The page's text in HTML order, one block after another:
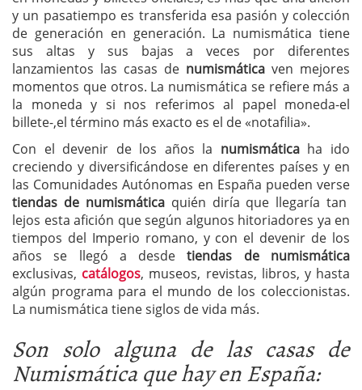
y un pasatiempo es transferida esa pasión y colección
de generación en generación. La numismática tiene
sus altas y sus bajas a veces por diferentes
lanzamientos las casas de numismática ven mejores
momentos que otros. La numismática se refiere más a
la moneda y si nos referimos al papel moneda-el
billete-,el término más exacto es el de «notafilia».
Con el devenir de los años la numismáticaha ido
creciendo y diversificándose en diferentes países y en
las Comunidades Autónomas en España pueden verse
tiendas de numismáticaquién diría que llegaría tan
lejos esta afición que según algunos hitoriadores ya en
tiempos del Imperio romano, y con el devenir de los
años se llegó a desdetiendas de numismática
exclusivas, catálogos, museos, revistas, libros, y hasta
algún programa para el mundo de los coleccionistas.
La numismática tiene siglos de vida más.
Son solo alguna de las casas de
Numismática que hay en España: